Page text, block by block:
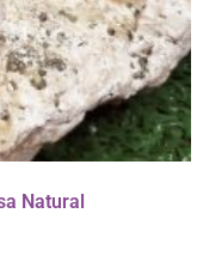
Natural